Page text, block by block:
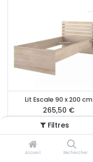
Filtres
Accueil Rechercher
Lit Escale 90 x 200 cm
265,50 €